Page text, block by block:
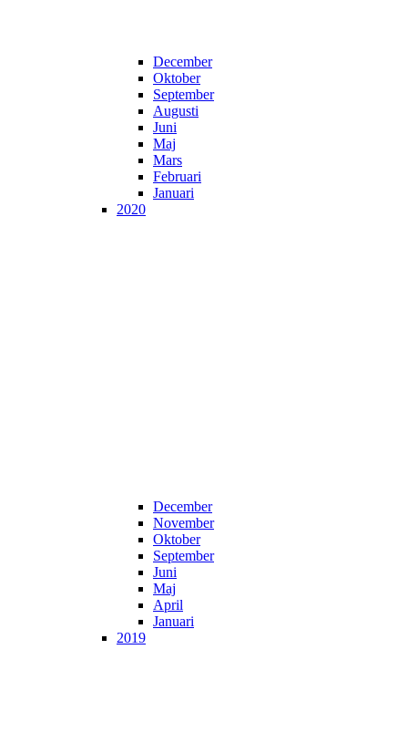
December
Oktober
September
Augusti
Juni
Maj
Mars
Februari
Januari
2020
December
November
Oktober
September
Juni
Maj
April
Januari
2019